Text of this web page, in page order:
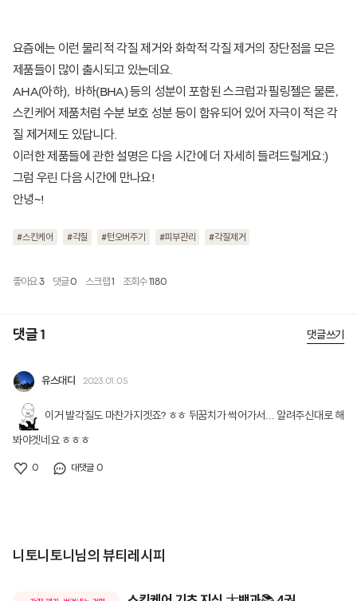
요즘에는 이런 물리적 각질 제거와 화학적 각질 제거의 장단점을 모은
제품들이 많이 출시되고 있는데요.
AHA(아하), 바하(BHA) 등의 성분이 포함된 스크럽과 필링젤은 물론,
스킨케어 제품처럼 수분 보호 성분 등이 함유되어 있어 자극이 적은 각
질 제거제도 있답니다.
이러한 제품들에 관한 설명은 다음 시간에 더 자세히 들려드릴게요:)
그럼 우린 다음 시간에 만나요!
안녕~!
#스킨케어 #각질 #턴오버주기 #피부관리 #각질제거
좋아요 3 댓글0 스크랩1 조회수1180
댓글 1 댓글쓰기
유스대디 2023.01.05
이거 발각질도 마찬가지겟죠? ㅎㅎ 뒤꿈치가 썩어가서... 알려주신대로 해
봐야겟네요 ㅎㅎㅎ
0 대댓글 0
니토니토니님의 뷰티레시피